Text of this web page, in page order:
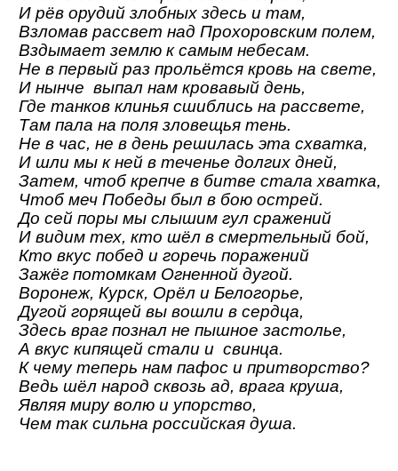
И рёв орудий злобных здесь и там,
Взломав рассвет над Прохоровским полем,
Вздымает землю к самым небесам.
Не в первый раз прольётся кровь на свете,
И нынче выпал нам кровавый день,
Где танков клинья сшиблись на рассвете,
Там пала на поля зловещья тень.
Не в час, не в день решилась эта схватка,
И шли мы к ней в теченье долгих дней,
Затем, чтоб крепче в битве стала хватка,
Чтоб меч Победы был в бою острей.
До сей поры мы слышим гул сражений
И видим тех, кто шёл в смертельный бой,
Кто вкус побед и горечь поражений
Зажёг потомкам Огненной дугой.
Воронеж, Курск, Орёл и Белогорье,
Дугой горящей вы вошли в сердца,
Здесь враг познал не пышное застолье,
А вкус кипящей стали и свинца.
К чему теперь нам пафос и притворство?
Ведь шёл народ сквозь ад, врага круша,
Являя миру волю и упорство,
Чем так сильна российская душа.